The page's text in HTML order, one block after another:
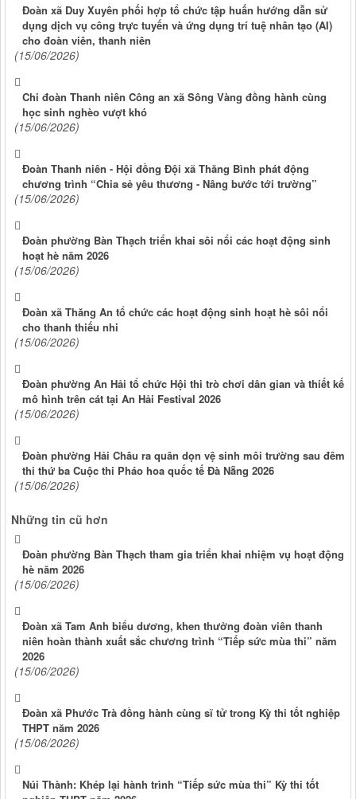
Đoàn xã Duy Xuyên phối hợp tổ chức tập huấn hướng dẫn sử
dụng dịch vụ công trực tuyến và ứng dụng trí tuệ nhân tạo (AI)
cho đoàn viên, thanh niên
(15/06/2026)
Chi đoàn Thanh niên Công an xã Sông Vàng đồng hành cùng
học sinh nghèo vượt khó
(15/06/2026)
Đoàn Thanh niên - Hội đồng Đội xã Thăng Bình phát động
chương trình “Chia sẻ yêu thương - Nâng bước tới trường”
(15/06/2026)
Đoàn phường Bàn Thạch triển khai sôi nổi các hoạt động sinh
hoạt hè năm 2026
(15/06/2026)
Đoàn xã Thăng An tổ chức các hoạt động sinh hoạt hè sôi nổi
cho thanh thiếu nhi
(15/06/2026)
Đoàn phường An Hải tổ chức Hội thi trò chơi dân gian và thiết kế
mô hình trên cát tại An Hải Festival 2026
(15/06/2026)
Đoàn phường Hải Châu ra quân dọn vệ sinh môi trường sau đêm
thi thứ ba Cuộc thi Pháo hoa quốc tế Đà Nẵng 2026
(15/06/2026)
Những tin cũ hơn
Đoàn phường Bàn Thạch tham gia triển khai nhiệm vụ hoạt động
hè năm 2026
(15/06/2026)
Đoàn xã Tam Anh biểu dương, khen thưởng đoàn viên thanh
niên hoàn thành xuất sắc chương trình “Tiếp sức mùa thi” năm
2026
(15/06/2026)
Đoàn xã Phước Trà đồng hành cùng sĩ tử trong Kỳ thi tốt nghiệp
THPT năm 2026
(15/06/2026)
Núi Thành: Khép lại hành trình “Tiếp sức mùa thi” Kỳ thi tốt